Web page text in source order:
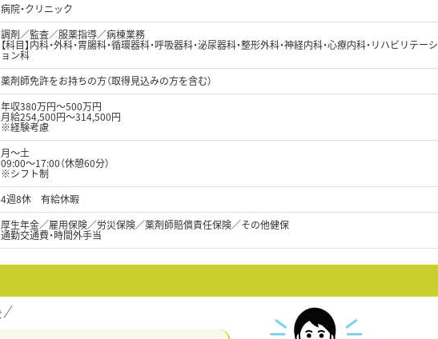
病院・クリニック
調剤／監査／服薬指導／病棟業務
【科目】内科・外科・胃腸科・循環器科・呼吸器科・泌尿器科・整形外科・神経内科・心療内科・リハビリテーシ
ョン科
薬剤師免許をお持ちの方（取得見込みの方を含む）
年収380万円～500万円
月給254,500円～314,500円
※経験考慮
月～土
09:00～17:00（休憩60分）
※シフト制
4週8休 有給休暇
厚生年金／雇用保険／労災保険／薬剤師賠償責任保険／その他健保
通勤交通費・時間外手当